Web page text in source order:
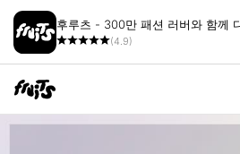
후루츠 - 300만 패션 러버와 함께
(4.9)